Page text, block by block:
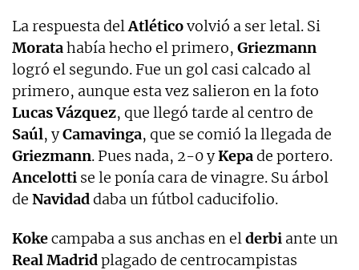
La respuesta delAtléticovolvió a ser letal. Si
Moratahabía hecho el primero, Griezmann
logró el segundo. Fue un gol casi calcado al
primero, aunque esta vez salieron en la foto
Lucas Vázquez, que llegó tarde al centro de
Saúl, yCamavinga, que se comió la llegada de
Griezmann. Pues nada, 2-0 yKepade portero.
Ancelotti se le ponía cara de vinagre. Su árbol
de Navidaddaba un fútbol caducifolio.
Kokecampaba a sus anchas en elderbi ante un
Real Madridplagado de centrocampistas